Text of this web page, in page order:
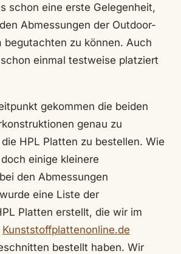
schon eine erste Gelegenheit,
Abmessungen der Outdoor-
begutachten zu können. Auch
einmal testweise platziert
gekommen die beiden
genau zu
HPL Platten zu bestellen. Wie
einige kleinere
den Abmessungen
eine Liste der
Platten erstellt, die wir im
Kunststoffplattenonline.de
bestellt haben. Wir